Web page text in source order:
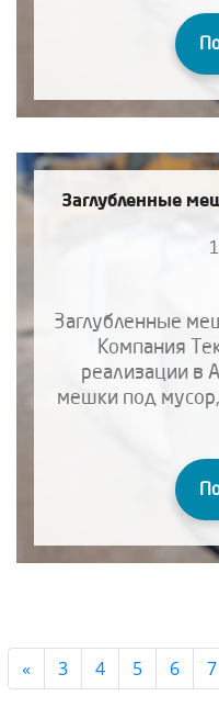
Заглубленные
Заглубленные
Компания
реализации в
мешки под
« Previous
3 4 5 6 7